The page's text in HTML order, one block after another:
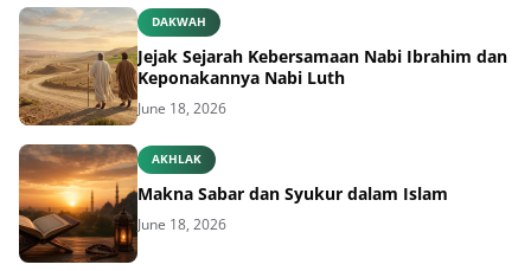
DAKWAH
Jejak Sejarah Kebersamaan Nabi Ibrahim dan
Keponakannya Nabi Luth
June 18, 2026
AKHLAK
Makna Sabar dan Syukur dalam Islam
June 18, 2026